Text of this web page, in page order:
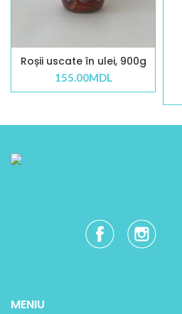
Roșii uscate în ulei, 900g
155.00MDL
MENIU